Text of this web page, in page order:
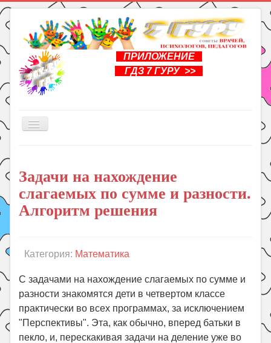
ПРИЛОЖЕНИЕ
ГДЗ 7 ГУРУ >>
Включить/
Книги
Рукоделие
Подготовка к школе
ГДЗ
Праздники
Психология
Летом!
Поиск
Задачи на нахождение
слагаемых по сумме и разности.
Алгоритм решения
Категория: Математика
С задачами на нахождение слагаемых по сумме и
разности знакомятся дети в четвертом классе
практически во всех программах, за исключением
"Перспективы". Эта, как обычно, вперед батьки в
пекло, и, перескакивая задачи на деление уже во